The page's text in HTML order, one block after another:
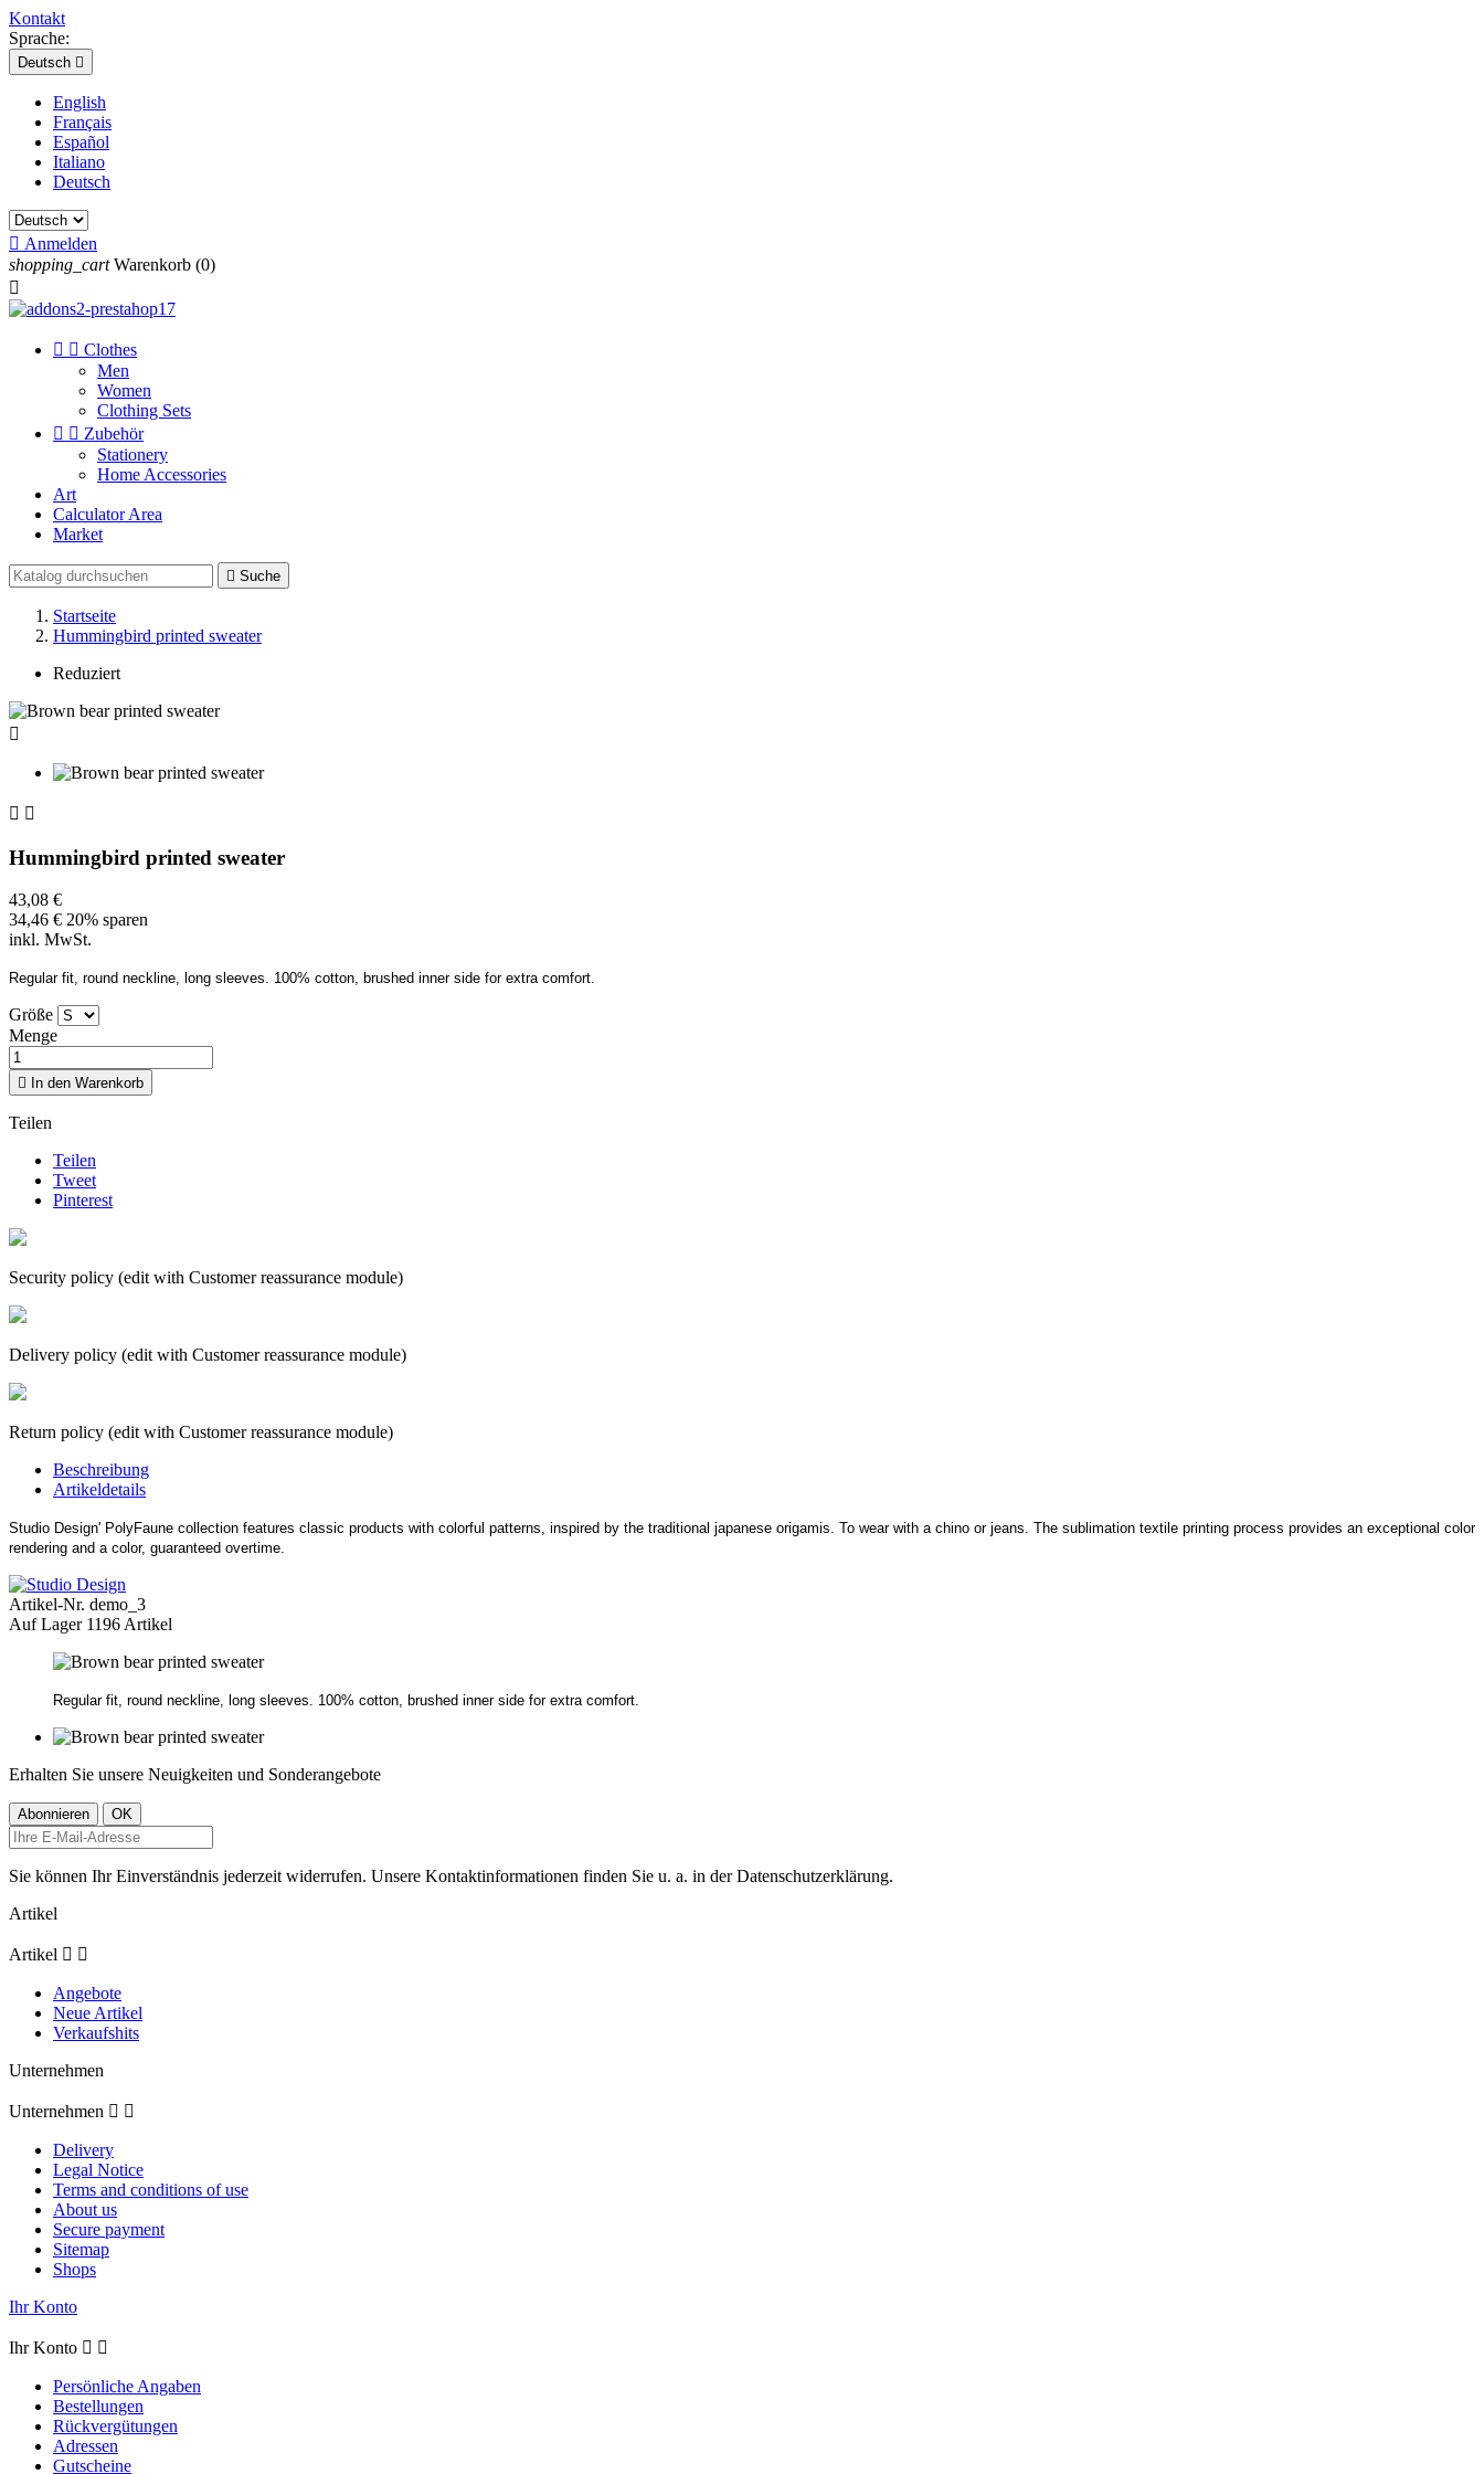
Kontakt
Sprache:
Deutsch 
English
Français
Español
Italiano
Deutsch
 Anmelden
shopping_cart Warenkorb (0)

  Clothes
Men
Women
Clothing Sets
  Zubehör
Stationery
Home Accessories
Art
Calculator Area
Market
 Suche
Startseite
Hummingbird printed sweater
Reduziert

 
Hummingbird printed sweater
43,08 €
34,46 € 20% sparen
inkl. MwSt.
Regular fit, round neckline, long sleeves. 100% cotton, brushed inner side for extra comfort.
Größe
Menge
 In den Warenkorb
Teilen
Teilen
Tweet
Pinterest
Security policy (edit with Customer reassurance module)
Delivery policy (edit with Customer reassurance module)
Return policy (edit with Customer reassurance module)
Beschreibung
Artikeldetails
Studio Design' PolyFaune collection features classic products with colorful patterns, inspired by the traditional japanese origamis. To wear with a chino or jeans. The sublimation textile printing process provides an exceptional color
rendering and a color, guaranteed overtime.
Artikel-Nr. demo_3
Auf Lager 1196 Artikel
Regular fit, round neckline, long sleeves. 100% cotton, brushed inner side for extra comfort.
Erhalten Sie unsere Neuigkeiten und Sonderangebote
Sie können Ihr Einverständnis jederzeit widerrufen. Unsere Kontaktinformationen finden Sie u. a. in der Datenschutzerklärung.
Artikel
Artikel  
Angebote
Neue Artikel
Verkaufshits
Unternehmen
Unternehmen  
Delivery
Legal Notice
Terms and conditions of use
About us
Secure payment
Sitemap
Shops
Ihr Konto
Ihr Konto  
Persönliche Angaben
Bestellungen
Rückvergütungen
Adressen
Gutscheine